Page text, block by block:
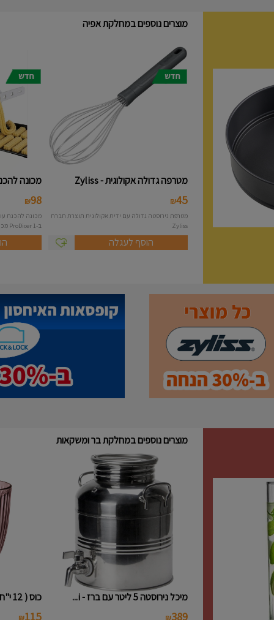
מוצרים נוספים במחלקת אפיה
מטרפה גדולה אקולוגית - Zyliss
45
₪
מטרפת נירוסטה גדולה עם ידית אקולוגית תוצרת חברת
Zyliss
הוסף לעגלה
מכונה
98
₪
ב-1 ProDicer מכונה להכנת...
מוצרים נוספים במחלקת בר ומשקאות
מיכל נירוסטה 5 ליטר עם ברז - i...
389
₪
כוס ( 12 י"ח ) נמוכה פסים צבעו...
115
₪